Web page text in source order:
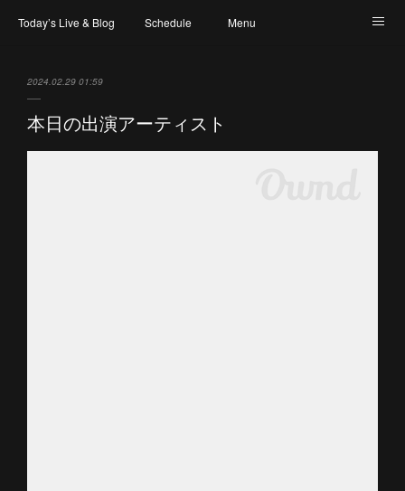
Today’s Live & Blog Schedule Menu
2024.02.29 01:59
本日の出演アーティスト